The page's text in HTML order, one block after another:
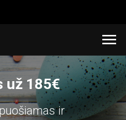
už 185€
ir